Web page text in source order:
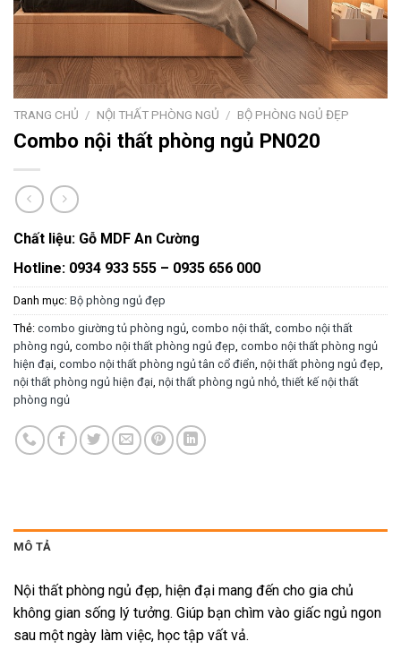
TRANG CHỦ / NỘI THẤT PHÒNG NGỦ / BỘ PHÒNG NGỦ ĐẸP
Combo nội thất phòng ngủ PN020
Chất liệu: Gỗ MDF An Cường
Hotline: 0934 933 555 – 0935 656 000
Danh mục: Bộ phòng ngủ đẹp
Thẻ: combo giường tủ phòng ngủ, combo nội thất, combo nội thất
phòng ngủ, combo nội thất phòng ngủ đẹp, combo nội thất phòng ngủ
hiện đại, combo nội thất phòng ngủ tân cổ điển, nội thất phòng ngủ đẹp,
nội thất phòng ngủ hiện đại, nội thất phòng ngủ nhỏ,thiết kế nội thất
phòng ngủ
MÔ TẢ
Nội thất phòng ngủ đẹp, hiện đại mang đến cho gia chủ
không gian sống lý tưởng. Giúp bạn chìm vào giấc ngủ ngon
sau một ngày làm việc, học tập vất vả.